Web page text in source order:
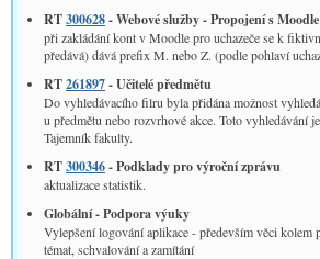
RT300628- Webové služby - Propojení s Moodle
při zakládání kont v Moodle pro uchazeče se k
předává) dává prefix M. nebo Z. (podle pohlaví
RT261897- Učitelé předmětu
Do vyhledávacího filru byla přidána možnost
u předmětu nebo rozvrhové akce. Toto vyhledávání
Tajemník fakulty.
RT300346- Podklady pro výroční zprávu
aktualizace statistik.
Globální­ - Podpora výuky
Vylepšení logování aplikace - především věci kolem
témat, schvalování a zamítání